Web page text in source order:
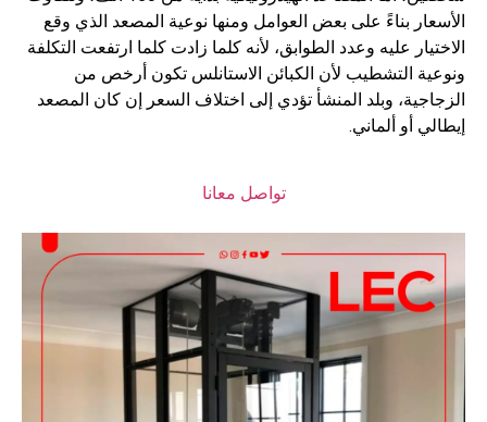
بناءً على بعض العوامل ومنها نوعية المصعد الذي وقع
عليه وعدد الطوابق، لأنه كلما زادت كلما ارتفعت التكلفة
التشطيب لأن الكبائن الاستانلس تكون أرخص من
وبلد المنشأ تؤدي إلى اختلاف السعر إن كان المصعد
أو ألماني.
تواصل معانا